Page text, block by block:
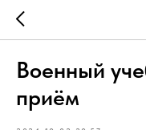
Военный
приём